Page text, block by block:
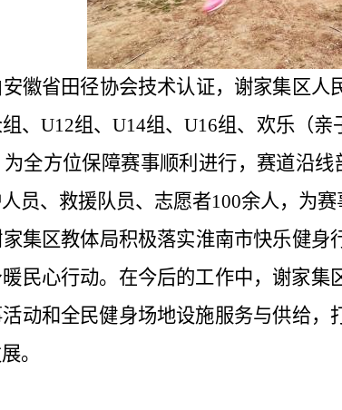
安徽省田径协会技术认证，谢家集区人
、 U12组、U14组、U16组、欢乐（
全方位保障赛事顺利进行，赛道沿
员、救援队员、志愿者100余人，为
集区教体局积极落实淮南市快乐健
民心行动。 在今后的工作中，谢家集
动和全民健身场地设施服务与供给，
。